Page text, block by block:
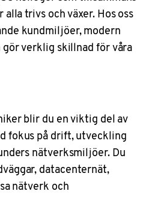
trivs och växer. Hos oss
kundmiljöer, modern
verklig skillnad för våra
blir du en viktig del av
fokus på drift, utveckling
nätverksmiljöer. Du
datacenternät,
nätverk och